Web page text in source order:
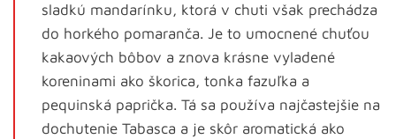
sladkú mandarínku, ktorá v chuti však prechádza
do horkého pomaranča. Je to umocnené chuťou
kakaových bôbov a znova krásne vyladené
koreninami ako škorica, tonka fazuľka a
pequinská paprička. Tá sa používa najčastejšie na
dochutenie Tabasca a je skôr aromatická ako